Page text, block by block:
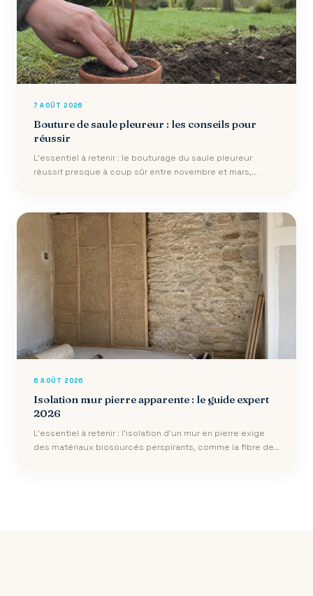
7 AOÛT 2026
Bouture de saule pleureur : les conseils pour
réussir
L’essentiel à retenir : le bouturage du saule pleureur
réussit presque à coup sûr entre novembre et mars,
6 AOÛT 2026
Isolation mur pierre apparente : le guide expert
2026
L’essentiel à retenir : l’isolation d’un mur en pierre exige
des matériaux biosourcés perspirants, comme la fibre de